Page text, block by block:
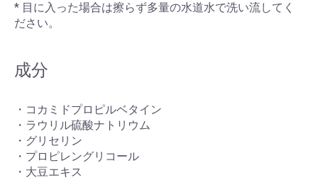
* 目に入った場合は擦らず多量の水道水で洗い流してく
ださい。
成分
・コカミドプロピルベタイン
・ラウリル硫酸ナトリウム
・グリセリン
・プロピレングリコール
・大豆エキス